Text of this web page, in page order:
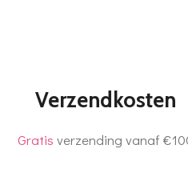
Verzendkosten
Gratisverzending vanaf